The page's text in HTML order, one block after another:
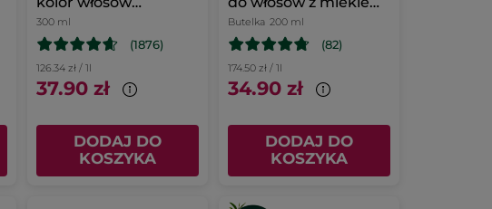
farbowanych z octem
malinowym
300 ml
(1876)
126.34 zł / 1l
37.90 zł
DODAJ DO
KOSZYKA
kasztanowym 200 ml
Butelka 200 ml
(82)
174.50 zł / 1l
34.90 zł
DODAJ DO
KOSZYKA